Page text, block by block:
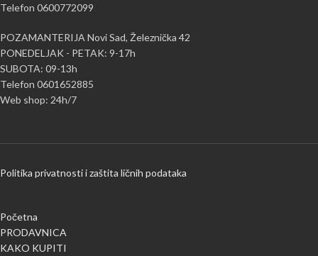
Telefon 0600772099
POZAMANTERIJA Novi Sad, Železnička 42
PONEDELJAK - PETAK: 9-17h
SUBOTA: 09-13h
Telefon 0601652885
Web shop: 24h/7
Politika privatnosti i zaštita ličnih podataka
Početna
PRODAVNICA
KAKO KUPITI